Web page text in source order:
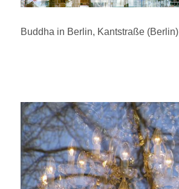
Buddha in Berlin, Kantstraße (Berlin)